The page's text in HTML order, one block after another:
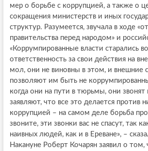
мер о борьбе с коррупцией, а также о
сокращения министерств и иных
структур. Разумеется, звучала в ходе
правительства перед народом» и
«Коррумпированные власти старались
ответственность за свои действия на
мол, они не виновны в этом, и внешние
позволяют им быть не
когда они на пути в тюрьмы, они звонят
заявляют, что все это делается против
коррупцией – на самом деле борьба
звоните, эти звонки вас не спасут, так
наивных людей, как и в Ереване», –
Накануне Роберт Кочарян заявил о том,